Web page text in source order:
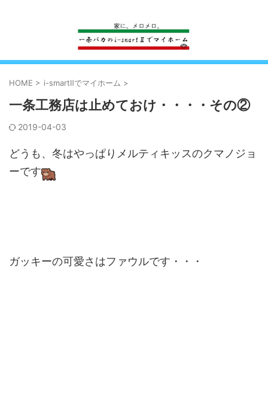
HOME > i-smartⅡでマイホーム >
一条工務店は止めておけ・・・・その②
2019-04-03
どうも、冬はやっぱりメルティキッスのクマノジョ
ーです
ガッキーの可愛さはファウルです・・・